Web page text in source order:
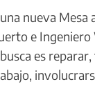
nueva Mesa
e
es